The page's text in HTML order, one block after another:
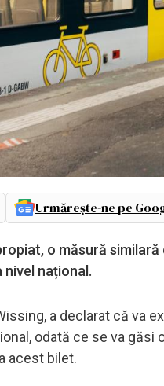
Urmărește-ne pe
o măsură
național.
a declarat că va
odată ce se va
acest bilet.